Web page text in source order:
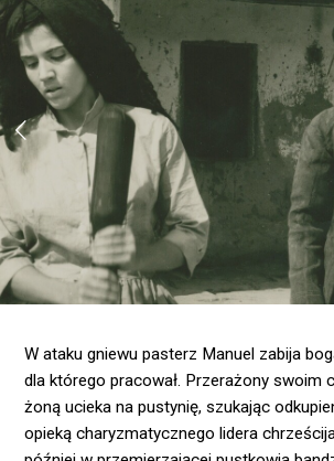
W ataku gniewu pasterz Manuel zabija
dla którego pracował. Przerażony swoim
żoną ucieka na pustynię, szukając
opieką charyzmatycznego lidera